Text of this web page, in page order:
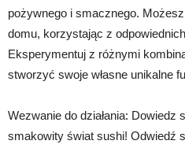
pożywnego i smacznego.
domu, korzystając z
Eksperymentuj z różnymi
stworzyć swoje własne unikalne
Wezwanie do działania: Dowiedz
smakowity świat sushi! Odwiedź